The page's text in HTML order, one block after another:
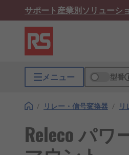
サポート産業別ソリューシ
メニュー 型番
/ リレー・信号変換器 / リ
Releco パワ